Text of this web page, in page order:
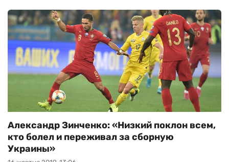
Александр Зинченко: «Низкий поклон всем,
кто болел и переживал за сборную
Украины»